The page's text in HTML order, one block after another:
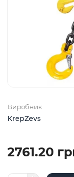
Виробник
KrepZevs
2761.20